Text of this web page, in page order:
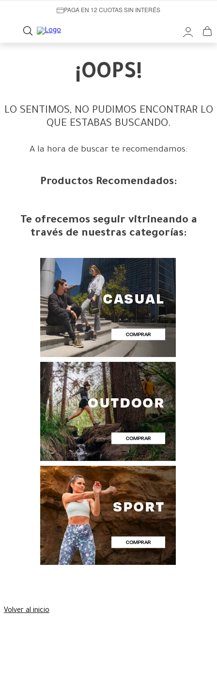
PAGA EN 12 CUOTAS SIN INTERÉS
¡OOPS!
LO SENTIMOS, NO PUDIMOS ENCONTRAR LO
QUE ESTABAS BUSCANDO.
A la hora de buscar te recomendamos:
Productos Recomendados:
Te ofrecemos seguir vitrineando a
través de nuestras categorías:
Volver al inicio